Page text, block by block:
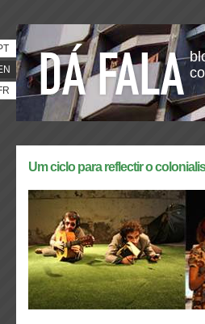
Um ciclo para reflectir o